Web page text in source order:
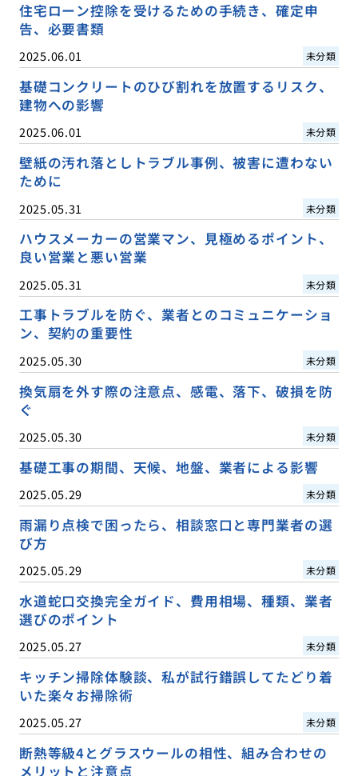
住宅ローン控除を受けるための手続き、確定申
告、必要書類
2025.06.01 未分類
基礎コンクリートのひび割れを放置するリスク、
建物への影響
2025.06.01 未分類
壁紙の汚れ落としトラブル事例、被害に遭わない
ために
2025.05.31 未分類
ハウスメーカーの営業マン、見極めるポイント、
良い営業と悪い営業
2025.05.31 未分類
工事トラブルを防ぐ、業者とのコミュニケーショ
ン、契約の重要性
2025.05.30 未分類
換気扇を外す際の注意点、感電、落下、破損を防
ぐ
2025.05.30 未分類
基礎工事の期間、天候、地盤、業者による影響
2025.05.29 未分類
雨漏り点検で困ったら、相談窓口と専門業者の選
び方
2025.05.29 未分類
水道蛇口交換完全ガイド、費用相場、種類、業者
選びのポイント
2025.05.27 未分類
キッチン掃除体験談、私が試行錯誤してたどり着
いた楽々お掃除術
2025.05.27 未分類
断熱等級4とグラスウールの相性、組み合わせの
メリットと注意点